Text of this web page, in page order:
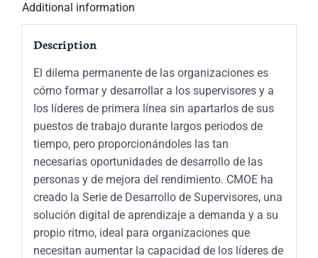
Additional information
Description
El dilema permanente de las organizaciones es
cómo formar y desarrollar a los supervisores y a
los líderes de primera línea sin apartarlos de sus
puestos de trabajo durante largos periodos de
tiempo, pero proporcionándoles las tan
necesarias oportunidades de desarrollo de las
personas y de mejora del rendimiento. CMOE ha
creado la Serie de Desarrollo de Supervisores, una
solución digital de aprendizaje a demanda y a su
propio ritmo, ideal para organizaciones que
necesitan aumentar la capacidad de los líderes de